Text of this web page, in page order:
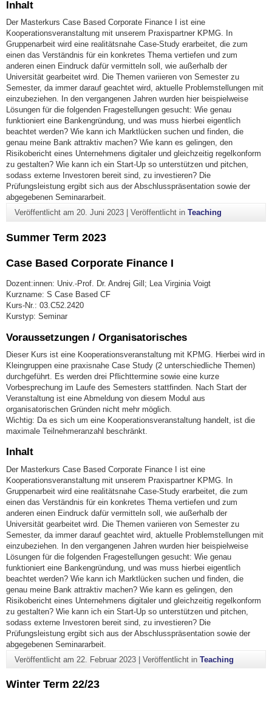
Inhalt
Der Masterkurs Case Based Corporate Finance I ist eine
Kooperationsveranstaltung mit unserem Praxispartner KPMG. In
Gruppenarbeit wird eine realitätsnahe Case-Study erarbeitet, die zum
einen das Verständnis für ein konkretes Thema vertiefen und zum
anderen einen Eindruck dafür vermitteln soll, wie außerhalb der
Universität gearbeitet wird. Die Themen variieren von Semester zu
Semester, da immer darauf geachtet wird, aktuelle Problemstellungen mit
einzubeziehen. In den vergangenen Jahren wurden hier beispielweise
Lösungen für die folgenden Fragestellungen gesucht: Wie genau
funktioniert eine Bankengründung, und was muss hierbei eigentlich
beachtet werden? Wie kann ich Marktlücken suchen und finden, die
genau meine Bank attraktiv machen? Wie kann es gelingen, den
Risikobericht eines Unternehmens digitaler und gleichzeitig regelkonform
zu gestalten? Wie kann ich ein Start-Up so unterstützen und pitchen,
sodass externe Investoren bereit sind, zu investieren? Die
Prüfungsleistung ergibt sich aus der Abschlusspräsentation sowie der
abgegebenen Seminararbeit.
Veröffentlicht am 20. Juni 2023| Veröffentlicht in Teaching
Summer Term 2023
Case Based Corporate Finance I
Dozent:innen: Univ.-Prof. Dr. Andrej Gill; Lea Virginia Voigt
Kurzname: S Case Based CF
Kurs-Nr.: 03.C52.2420
Kurstyp: Seminar
Voraussetzungen / Organisatorisches
Dieser Kurs ist eine Kooperationsveranstaltung mit KPMG. Hierbei wird in
Kleingruppen eine praxisnahe Case Study (2 unterschiedliche Themen)
durchgeführt. Es werden drei Pflichttermine sowie eine kurze
Vorbesprechung im Laufe des Semesters stattfinden. Nach Start der
Veranstaltung ist eine Abmeldung von diesem Modul aus
organisatorischen Gründen nicht mehr möglich.
Wichtig: Da es sich um eine Kooperationsveranstaltung handelt, ist die
maximale Teilnehmeranzahl beschränkt.
Inhalt
Der Masterkurs Case Based Corporate Finance I ist eine
Kooperationsveranstaltung mit unserem Praxispartner KPMG. In
Gruppenarbeit wird eine realitätsnahe Case-Study erarbeitet, die zum
einen das Verständnis für ein konkretes Thema vertiefen und zum
anderen einen Eindruck dafür vermitteln soll, wie außerhalb der
Universität gearbeitet wird. Die Themen variieren von Semester zu
Semester, da immer darauf geachtet wird, aktuelle Problemstellungen mit
einzubeziehen. In den vergangenen Jahren wurden hier beispielweise
Lösungen für die folgenden Fragestellungen gesucht: Wie genau
funktioniert eine Bankengründung, und was muss hierbei eigentlich
beachtet werden? Wie kann ich Marktlücken suchen und finden, die
genau meine Bank attraktiv machen? Wie kann es gelingen, den
Risikobericht eines Unternehmens digitaler und gleichzeitig regelkonform
zu gestalten? Wie kann ich ein Start-Up so unterstützen und pitchen,
sodass externe Investoren bereit sind, zu investieren? Die
Prüfungsleistung ergibt sich aus der Abschlusspräsentation sowie der
abgegebenen Seminararbeit.
Veröffentlicht am 22. Februar 2023| Veröffentlicht in Teaching
Winter Term 22/23